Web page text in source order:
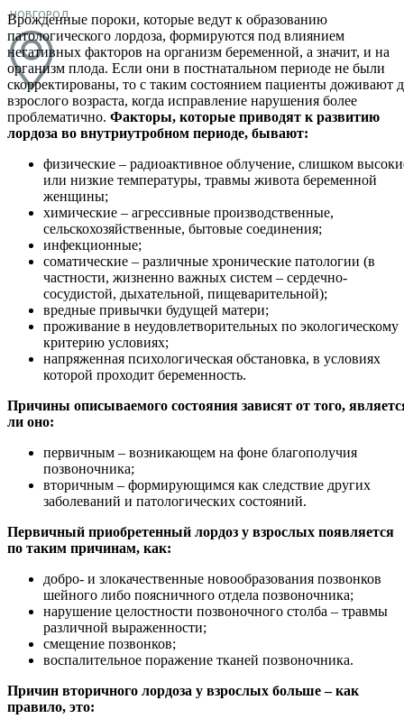
НОВГОРОД
Врожденные пороки, которые ведут к образованию
патологического лордоза, формируются под влиянием
негативных факторов на организм беременной, а значит, и на
организм плода. Если они в постнатальном периоде не были
скорректированы, то с таким состоянием пациенты доживают
взрослого возраста, когда исправление нарушения более
проблематично. Факторы, которые приводят к развитию
лордоза во внутриутробном периоде, бывают:
физические – радиоактивное облучение, слишком
или низкие температуры, травмы живота беременной
женщины;
химические – агрессивные производственные,
сельскохозяйственные, бытовые соединения;
инфекционные;
соматические – различные хронические патологии (в
частности, жизненно важных систем – сердечно-
сосудистой, дыхательной, пищеварительной);
вредные привычки будущей матери;
проживание в неудовлетворительных по экологическому
критерию условиях;
напряженная психологическая обстановка, в условиях
которой проходит беременность.
Причины описываемого состояния зависят от того,
ли оно:
первичным – возникающем на фоне благополучия
позвоночника;
вторичным – формирующимся как следствие других
заболеваний и патологических состояний.
Первичный приобретенный лордоз у взрослых появляется
по таким причинам, как:
добро- и злокачественные новообразования позвонков
шейного либо поясничного отдела позвоночника;
нарушение целостности позвоночного столба – травмы
различной выраженности;
смещение позвонков;
воспалительное поражение тканей позвоночника.
Причин вторичного лордоза у взрослых больше – как
правило, это: